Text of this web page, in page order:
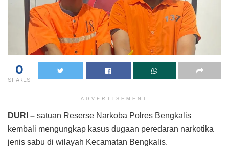
0
SHARES
ADVERTISEMENT
DURI – satuan Reserse Narkoba Polres Bengkalis
kembali mengungkap kasus dugaan peredaran narkotika
jenis sabu di wilayah Kecamatan Bengkalis.